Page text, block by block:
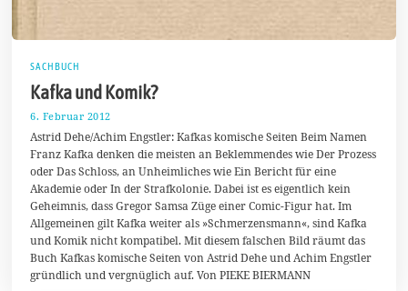
SACHBUCH
Kafka und Komik?
6. Februar 2012
2
.
M
ä
r
2
0
1
4
Astrid Dehe/Achim Engstler: Kafkas komische Seiten Beim Namen
Franz Kafka denken die meisten an Beklemmendes wie Der Prozess
oder Das Schloss, an Unheimliches wie Ein Bericht für eine
Akademie oder In der Strafkolonie. Dabei ist es eigentlich kein
Geheimnis, dass Gregor Samsa Züge einer Comic-Figur hat. Im
Allgemeinen gilt Kafka weiter als »Schmerzensmann«, sind Kafka
und Komik nicht kompatibel. Mit diesem falschen Bild räumt das
Buch Kafkas komische Seiten von Astrid Dehe und Achim Engstler
gründlich und vergnüglich auf. Von PIEKE BIERMANN